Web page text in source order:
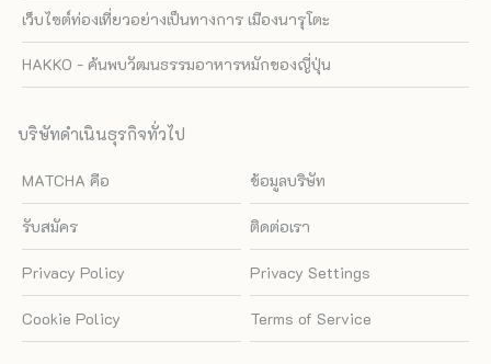
เว็บไซต์ท่องเที่ยวอย่างเป็นทางการ เมืองนารุโตะ
HAKKO - ค้นพบวัฒนธรรมอาหารหมักของญี่ปุ่น
บริษัทดำเนินธุรกิจทั่วไป
MATCHA คือ ข้อมูลบริษัท
รับสมัคร ติดต่อเรา
Privacy Policy Privacy Settings
Cookie Policy Terms of Service